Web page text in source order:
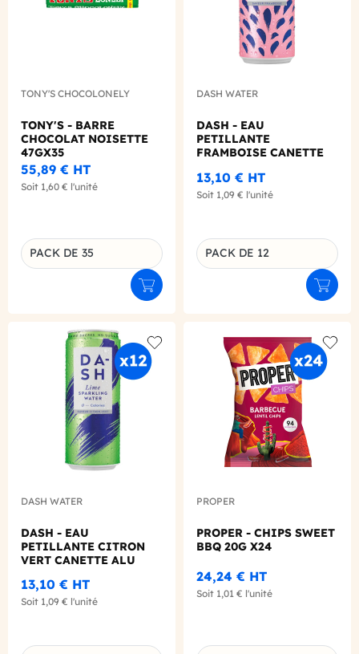
TONY'S CHOCOLONELY
TONY'S - BARRE
CHOCOLAT NOISETTE
47GX35
55,89 € HT
Soit 1,60 € l'unité
Déclinaison du produit
PACK DE 35
Ajouter au panier
DASH WATER
DASH - EAU
PETILLANTE
FRAMBOISE CANETTE
13,10 € HT
Soit 1,09 € l'unité
Déclinaison du produit
PACK DE 12
Add to wishlist
DASH WATER
DASH - EAU
PETILLANTE CITRON
VERT CANETTE ALU
13,10 € HT
Soit 1,09 € l'unité
Add
PROPER
PROPER - CHIPS SWEET
BBQ 20G X24
24,24 € HT
Soit 1,01 € l'unité